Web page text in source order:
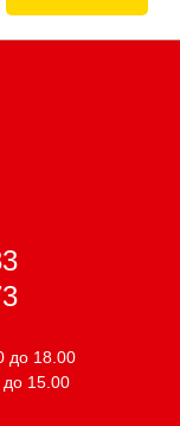
до 18.00
до 15.00